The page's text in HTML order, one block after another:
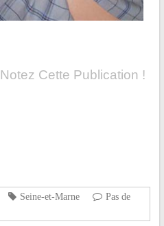
Notez Cette Publication !
Seine-et-Marne
Pas de